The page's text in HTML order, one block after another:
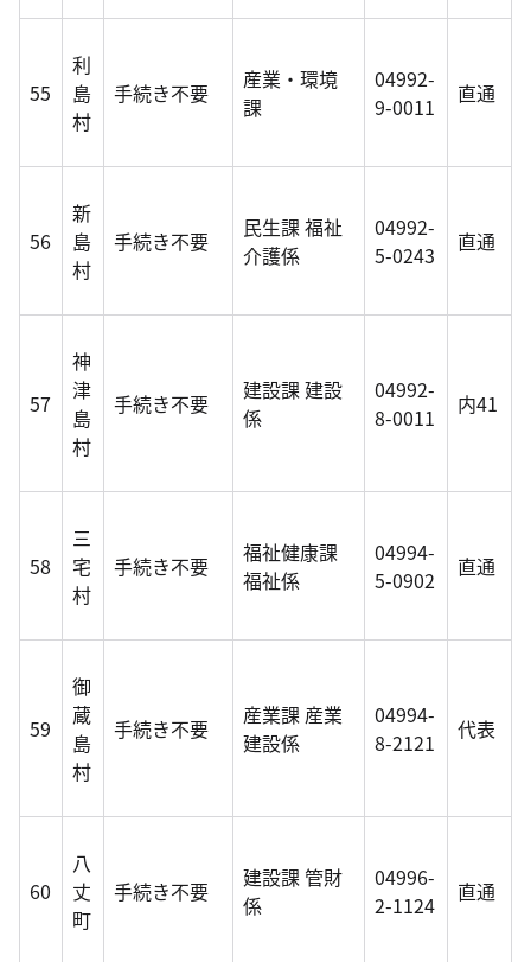
55
利
島
村
手続き不要
産業・環境
課
04992-
9-0011
直通
56
新
島
村
手続き不要
民生課 福祉
介護係
04992-
5-0243
直通
57
神
津
島
村
手続き不要
建設課 建設
係
04992-
8-0011
内41
58
三
宅
村
手続き不要
福祉健康課
福祉係
04994-
5-0902
直通
59
御
蔵
島
村
手続き不要
産業課 産業
建設係
04994-
8-2121
代表
60
八
丈
町
手続き不要
建設課 管財
係
04996-
2-1124
直通